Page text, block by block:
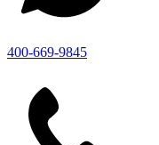
400-669-9845